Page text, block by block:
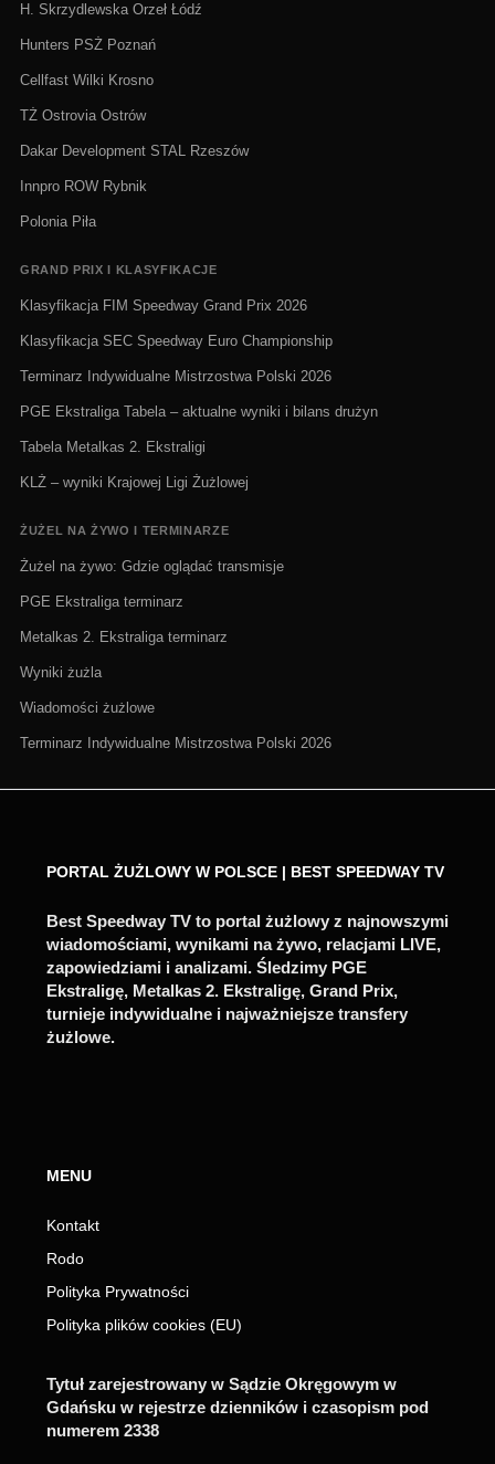
H. Skrzydlewska Orzeł Łódź
Hunters PSŻ Poznań
Cellfast Wilki Krosno
TŻ Ostrovia Ostrów
Dakar Development STAL Rzeszów
Innpro ROW Rybnik
Polonia Piła
GRAND PRIX I KLASYFIKACJE
Klasyfikacja FIM Speedway Grand Prix 2026
Klasyfikacja SEC Speedway Euro Championship
Terminarz Indywidualne Mistrzostwa Polski 2026
PGE Ekstraliga Tabela – aktualne wyniki i bilans drużyn
Tabela Metalkas 2. Ekstraligi
KLŻ – wyniki Krajowej Ligi Żużlowej
ŻUŻEL NA ŻYWO I TERMINARZE
Żużel na żywo: Gdzie oglądać transmisje
PGE Ekstraliga terminarz
Metalkas 2. Ekstraliga terminarz
Wyniki żużla
Wiadomości żużlowe
Terminarz Indywidualne Mistrzostwa Polski 2026
PORTAL ŻUŻLOWY W POLSCE | BEST SPEEDWAY TV
Best Speedway TV to portal żużlowy z najnowszymi
wiadomościami, wynikami na żywo, relacjami LIVE,
zapowiedziami i analizami. Śledzimy PGE
Ekstraligę, Metalkas 2. Ekstraligę, Grand Prix,
turnieje indywidualne i najważniejsze transfery
żużlowe.
MENU
Kontakt
Rodo
Polityka Prywatności
Polityka plików cookies (EU)
Tytuł zarejestrowany w Sądzie Okręgowym w
Gdańsku w rejestrze dzienników i czasopism pod
numerem 2338